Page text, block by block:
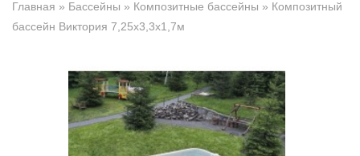
Главная » Бассейны » Композитные бассейны » Композитный
бассейн Виктория 7,25х3,3х1,7м